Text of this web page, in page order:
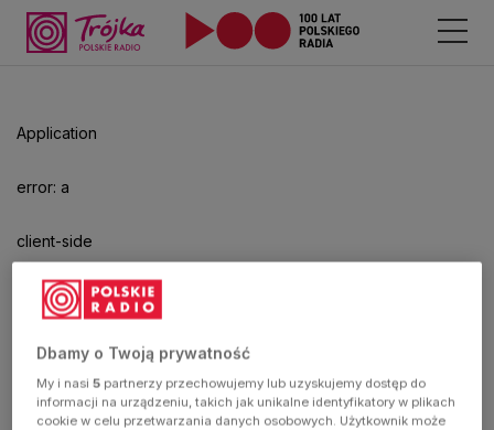
Application
error: a
client-side
exception
has
occurred
Dbamy o Twoją prywatność
My i nasi5 partnerzy przechowujemy lub uzyskujemy dostęp do
informacji na urządzeniu, takich jak unikalne identyfikatory w plikach
cookie w celu przetwarzania danych osobowych. Użytkownik może